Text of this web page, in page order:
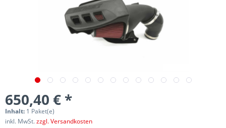
650,40 € *
Inhalt: 1 Paket(e)
inkl. MwSt.zzgl. Versandkosten